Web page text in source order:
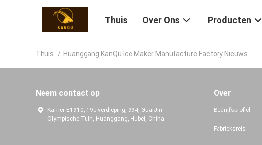
Thuis Over Ons Producten
Thuis / Huanggang KanQu Ice Maker Manufacture Factory Nieuws
Neem contact op
Kamer E1910, 19e verdieping, 994, GuaiJin
Olympische Tuin, Huanggang, Hubei, China
Over
Bedrijfsprofiel
Fabrieksreis